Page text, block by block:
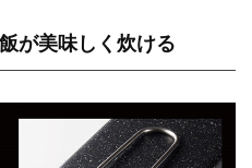
が美味しく炊ける